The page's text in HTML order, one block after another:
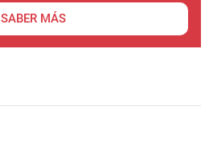
SABER MÁS